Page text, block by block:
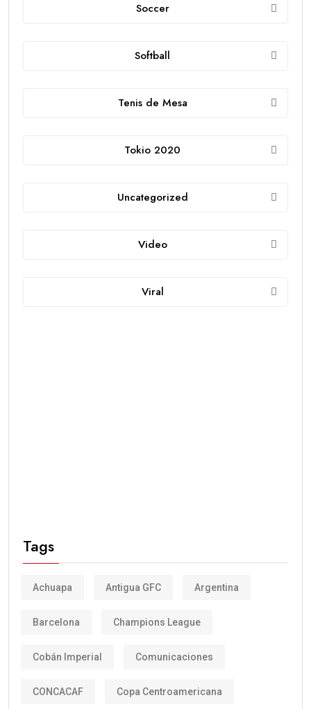
Soccer
Softball
Tenis de Mesa
Tokio 2020
Uncategorized
Video
Viral
Tags
Achuapa Antigua GFC Argentina
Barcelona Champions League
Cobán Imperial Comunicaciones
CONCACAF Copa Centroamericana